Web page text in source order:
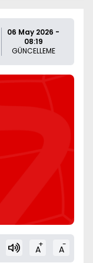
06 May 2026 -
08:19
GÜNCELLEME
A+ A-